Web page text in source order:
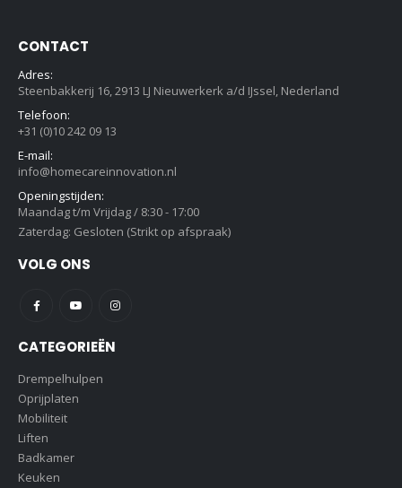
CONTACT
Adres:
Steenbakkerij 16, 2913 LJ Nieuwerkerk a/d IJssel, Nederland
Telefoon:
+31 (0)10 242 09 13
E-mail:
info@homecareinnovation.nl
Openingstijden:
Maandag t/m Vrijdag / 8:30 - 17:00
Zaterdag: Gesloten (Strikt op afspraak)
VOLG ONS
CATEGORIEËN
Drempelhulpen
Oprijplaten
Mobiliteit
Liften
Badkamer
Keuken